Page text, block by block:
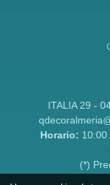
ITALIA 29 -
Horario: 10:00
(*)